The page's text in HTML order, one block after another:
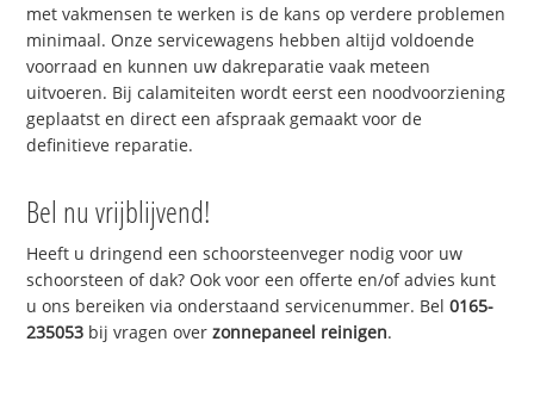
met vakmensen te werken is de kans op verdere problemen
minimaal. Onze servicewagens hebben altijd voldoende
voorraad en kunnen uw dakreparatie vaak meteen
uitvoeren. Bij calamiteiten wordt eerst een noodvoorziening
geplaatst en direct een afspraak gemaakt voor de
definitieve reparatie.
Bel nu vrijblijvend!
Heeft u dringend een schoorsteenveger nodig voor uw
schoorsteen of dak? Ook voor een offerte en/of advies kunt
u ons bereiken via onderstaand servicenummer. Bel0165-
235053 bij vragen overzonnepaneel reinigen.